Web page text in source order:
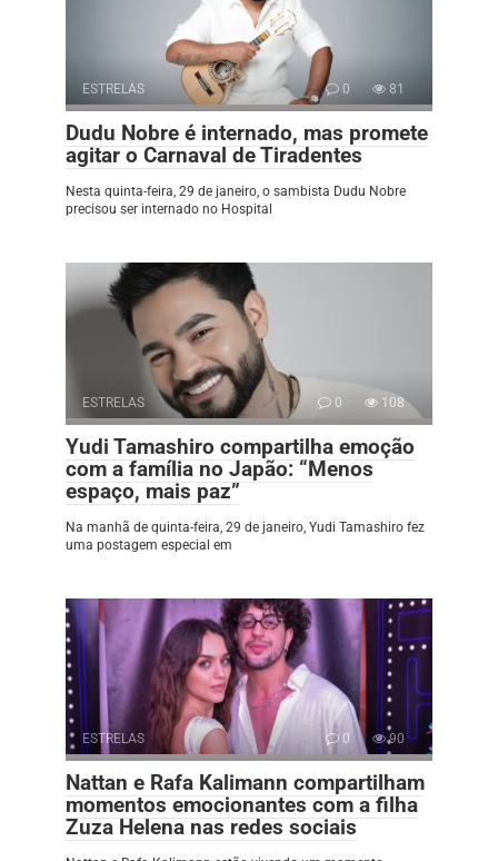
ESTRELAS 0 81
Dudu Nobre é internado, mas promete
agitar o Carnaval de Tiradentes
Nesta quinta-feira, 29 de janeiro, o sambista Dudu Nobre
precisou ser internado no Hospital
ESTRELAS 0 108
Yudi Tamashiro compartilha emoção
com a família no Japão: “Menos
espaço, mais paz”
Na manhã de quinta-feira, 29 de janeiro, Yudi Tamashiro fez
uma postagem especial em
ESTRELAS 0 90
Nattan e Rafa Kalimann compartilham
momentos emocionantes com a filha
Zuza Helena nas redes sociais